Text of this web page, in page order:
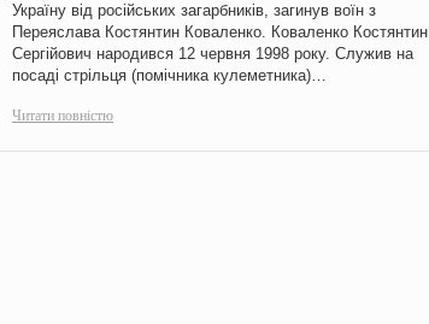
Україну від російських загарбників, загинув воїн з
Переяслава Костянтин Коваленко. Коваленко Костянтин
Сергійович народився 12 червня 1998 року. Служив на
посаді стрільця (помічника кулеметника)…
Читати повністю